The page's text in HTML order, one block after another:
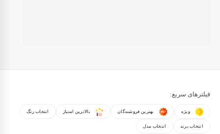
فیلترهای سریع:
ویژه بهترین فروشندگان بالاترین امتیاز انتخاب رنگ
انتخاب برند انتخاب مدل